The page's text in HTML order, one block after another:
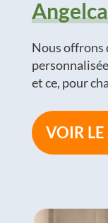
Nous offrons
et ce, pour
VOIR LE